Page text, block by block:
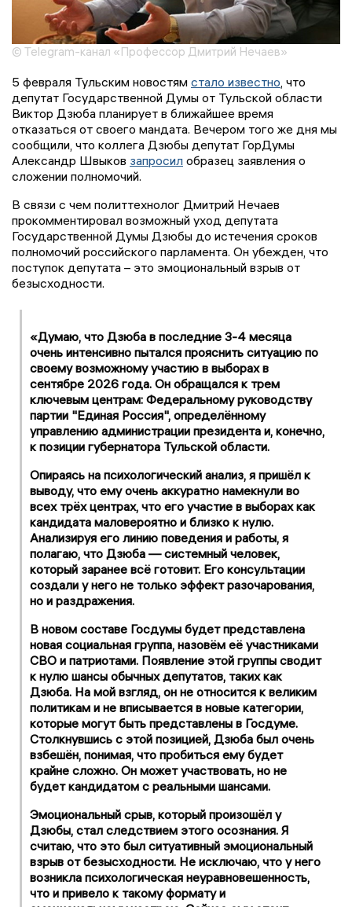
© Telegram-канал «Профессор Дмитрий Нечаев»
5 февраля Тульским новостям стало известно, что
депутат Государственной Думы от Тульской области
Виктор Дзюба планирует в ближайшее время
отказаться от своего мандата. Вечером того же дня мы
сообщили, что коллега Дзюбы депутат ГорДумы
Александр Швыков запросил образец заявления о
сложении полномочий.
В связи с чем политтехнолог Дмитрий Нечаев
прокомментировал возможный уход депутата
Государственной Думы Дзюбы до истечения сроков
полномочий российского парламента. Он убежден, что
поступок депутата – это эмоциональный взрыв от
безысходности.
«Думаю, что Дзюба в последние 3-4 месяца
очень интенсивно пытался прояснить ситуацию по
своему возможному участию в выборах в
сентябре 2026 года. Он обращался к трем
ключевым центрам: Федеральному руководству
партии "Единая Россия", определённому
управлению администрации президента и, конечно,
к позиции губернатора Тульской области.
Опираясь на психологический анализ, я пришёл к
выводу, что ему очень аккуратно намекнули во
всех трёх центрах, что его участие в выборах как
кандидата маловероятно и близко к нулю.
Анализируя его линию поведения и работы, я
полагаю, что Дзюба — системный человек,
который заранее всё готовит. Его консультации
создали у него не только эффект разочарования,
но и раздражения.
В новом составе Госдумы будет представлена
новая социальная группа, назовём её участниками
СВО и патриотами. Появление этой группы сводит
к нулю шансы обычных депутатов, таких как
Дзюба. На мой взгляд, он не относится к великим
политикам и не вписывается в новые категории,
которые могут быть представлены в Госдуме.
Столкнувшись с этой позицией, Дзюба был очень
взбешён, понимая, что пробиться ему будет
крайне сложно. Он может участвовать, но не
будет кандидатом с реальными шансами.
Эмоциональный срыв, который произошёл у
Дзюбы, стал следствием этого осознания. Я
считаю, что это был ситуативный эмоциональный
взрыв от безысходности. Не исключаю, что у него
возникла психологическая неуравновешенность,
что и привело к такому формату и